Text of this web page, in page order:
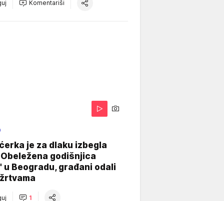
Komentariši
je za dlaku izbegla
godišnjica
u Beogradu, građani odali
1